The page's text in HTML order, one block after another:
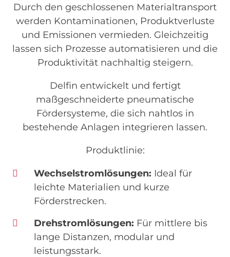
Durch den geschlossenen Materialtransport
werden Kontaminationen, Produktverluste
und Emissionen vermieden. Gleichzeitig
lassen sich Prozesse automatisieren und die
Produktivität nachhaltig steigern.
Delfin entwickelt und fertigt
maßgeschneiderte pneumatische
Fördersysteme, die sich nahtlos in
bestehende Anlagen integrieren lassen.
Produktlinie:
Wechselstromlösungen: Ideal für
leichte Materialien und kurze
Förderstrecken.
Drehstromlösungen: Für mittlere bis
lange Distanzen, modular und
leistungsstark.